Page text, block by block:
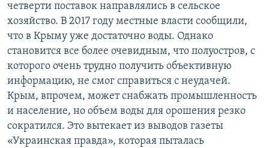
четверти поставок направлялись в сельское
хозяйство. В 2017 году местные власти сообщили,
что в Крыму уже достаточно воды. Однако
становится все более очевидным, что полуостров, с
которого очень трудно получить объективную
информацию, не смог справиться с неудачей.
Крым, впрочем, может снабжать промышленность
и население, но объем воды для орошения резко
сократился. Это вытекает из выводов газеты
«Украинская правда», которая пыталась